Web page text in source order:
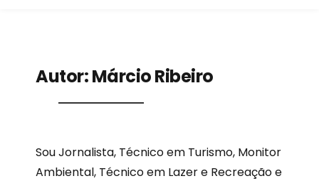
Autor:Márcio Ribeiro
Sou Jornalista, Técnico em Turismo, Monitor
Ambiental, Técnico em Lazer e Recreação e